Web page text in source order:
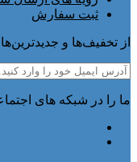
ثبت سفارش
از تخفیف‌ها و
ما را در شبکه های